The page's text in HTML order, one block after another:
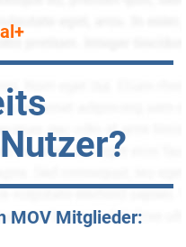
MOV Mitglieder: